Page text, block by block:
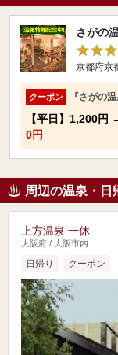
さがの
京都府京
クーポン 『さがの
【平日】 1,200円
0円
周辺の温泉・日
上方温泉 一休
大阪府 / 大阪市内
日帰り クーポン